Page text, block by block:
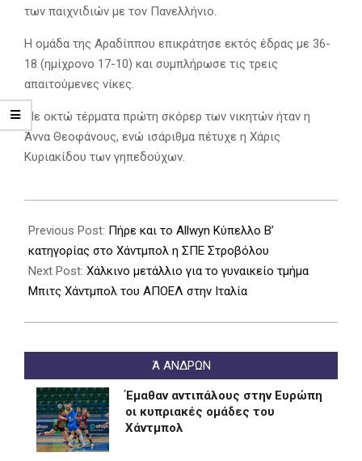
των παιχνιδιών με τον Πανελλήνιο.
Η ομάδα της Αραδίππου επικράτησε εκτός έδρας με 36-
18 (ημίχρονο 17-10) και συμπλήρωσε τις τρεις
απαιτούμενες νίκες.
Με οκτώ τέρματα πρώτη σκόρερ των νικητών ήταν η
Άννα Θεοφάνους, ενώ ισάριθμα πέτυχε η Χάρις
Κυριακίδου των γηπεδούχων.
06-
11
Previous Post: Πήρε και το Allwyn Κύπελλο Β’
κατηγορίας στο Χάντμπολ η ΣΠΕ Στροβόλου
Next Post: Xάλκινο μετάλλιο για το γυναικείο τμήμα
Μπιτς Χάντμπολ του ΑΠΟΕΛ στην Ιταλία
Ά ΑΝΔΡΩΝ
Έμαθαν αντιπάλους στην Ευρώπη
οι κυπριακές ομάδες του
Χάντμπολ